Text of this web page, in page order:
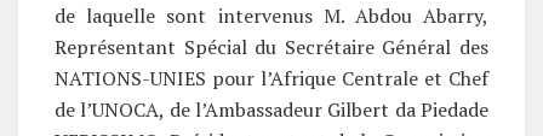
de laquelle sont intervenus M. Abdou Abarry,
Représentant Spécial du Secrétaire Général des
NATIONS-UNIES pour l’Afrique Centrale et Chef
de l’UNOCA, de l’Ambassadeur Gilbert da Piedade